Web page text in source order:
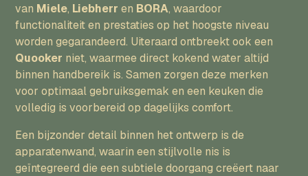
van Miele, Liebherr en BORA, waardoor
functionaliteit en prestaties op het hoogste niveau
worden gegarandeerd. Uiteraard ontbreekt ook een
Quooker niet, waarmee direct kokend water altijd
binnen handbereik is. Samen zorgen deze merken
voor optimaal gebruiksgemak en een keuken die
volledig is voorbereid op dagelijks comfort.
Een bijzonder detail binnen het ontwerp is de
apparatenwand, waarin een stijlvolle nis is
geïntegreerd die een subtiele doorgang creëert naar